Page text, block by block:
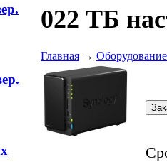
022 ТБ
Главная → Оборудование